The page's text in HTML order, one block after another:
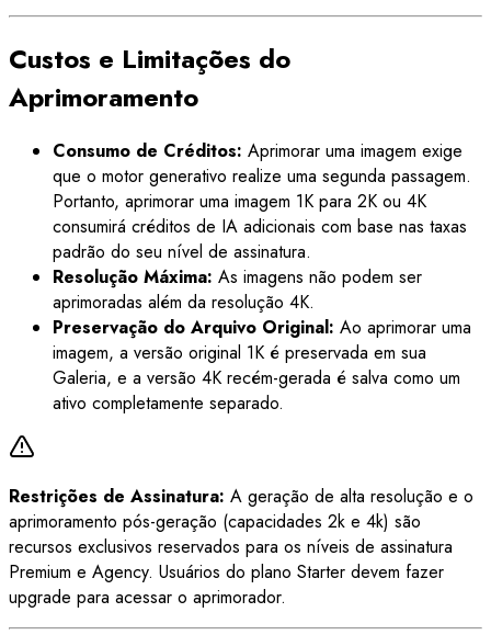
Custos e Limitações do
Aprimoramento
Consumo de Créditos: Aprimorar uma imagem exige
que o motor generativo realize uma segunda passagem.
Portanto, aprimorar uma imagem 1K para 2K ou 4K
consumirá créditos de IA adicionais com base nas taxas
padrão do seu nível de assinatura.
Resolução Máxima: As imagens não podem ser
aprimoradas além da resolução 4K.
Preservação do Arquivo Original: Ao aprimorar uma
imagem, a versão original 1K é preservada em sua
Galeria, e a versão 4K recém-gerada é salva como um
ativo completamente separado.
Restrições de Assinatura: A geração de alta resolução e o
aprimoramento pós-geração (capacidades 2k e 4k) são
recursos exclusivos reservados para os níveis de assinatura
Premium e Agency. Usuários do plano Starter devem fazer
upgrade para acessar o aprimorador.